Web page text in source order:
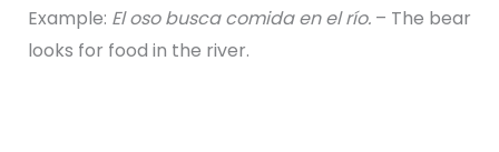
Example: El oso busca comida en el río.– The bear
looks for food in the river.